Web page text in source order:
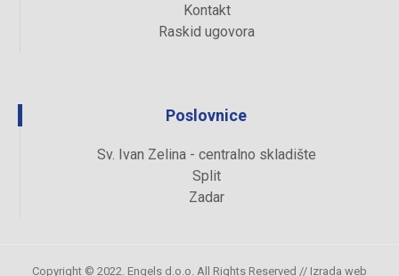
Kontakt
Raskid ugovora
Poslovnice
Sv. Ivan Zelina - centralno skladište
Split
Zadar
Copyright © 2022. Engels d.o.o. All Rights Reserved // Izrada web